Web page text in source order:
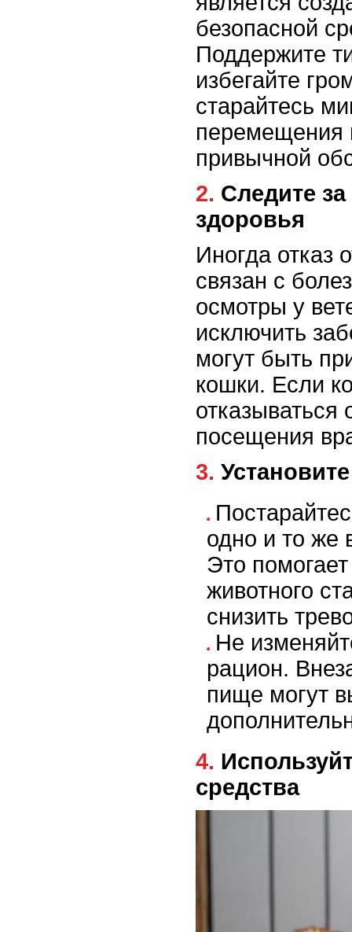
безопасной
Поддержите
избегайте
старайтесь
перемещения
привычной
2. Следите за состоянием
здоровья
Иногда отказ
связан с
осмотры у
исключить
могут быть
кошки. Если
отказываться
посещения
3.
одно и то же
Это
животного
снизить
Не
рацион.
пище могут
4. Используйте успокаивающие
средства